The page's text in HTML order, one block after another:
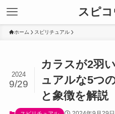
スピ
ホーム スピリチュアル
カラスが2羽
ュアルな5つ
と象徴を解説
2024
9/29